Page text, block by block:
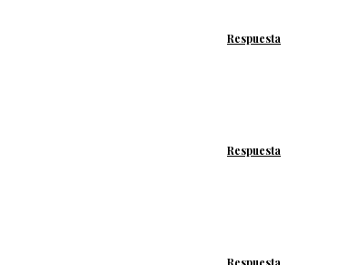
Respuesta
Respuesta